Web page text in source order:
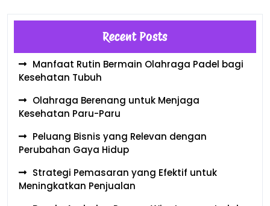
Recent Posts
Manfaat Rutin Bermain Olahraga Padel bagi
Kesehatan Tubuh
Olahraga Berenang untuk Menjaga
Kesehatan Paru-Paru
Peluang Bisnis yang Relevan dengan
Perubahan Gaya Hidup
Strategi Pemasaran yang Efektif untuk
Meningkatkan Penjualan